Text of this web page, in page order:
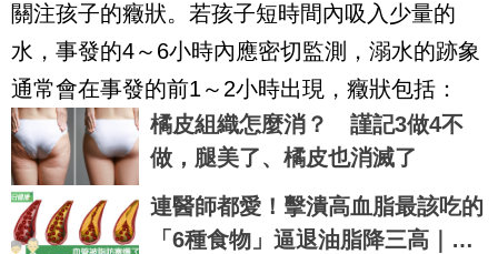
關注孩子的癥狀。若孩子短時間內吸入少量的
水，事發的4～6小時內應密切監測，溺水的跡象
通常會在事發的前1～2小時出現，癥狀包括：
橘皮組織怎麼消？ 謹記3做4不
做，腿美了、橘皮也消滅了
連醫師都愛！擊潰高血脂最該吃的
「6種食物」逼退油脂降三高｜每